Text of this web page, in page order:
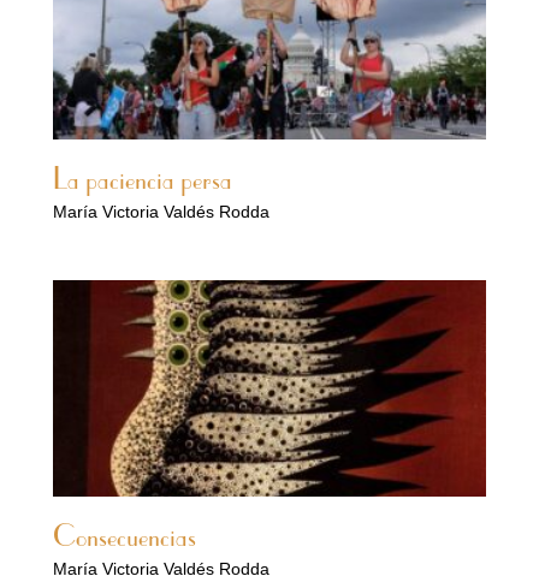
La paciencia persa
María Victoria Valdés Rodda
Consecuencias
María Victoria Valdés Rodda